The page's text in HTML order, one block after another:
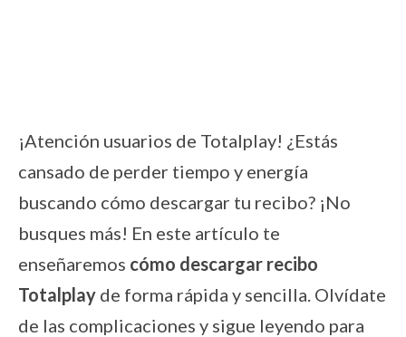
¡Atención usuarios de Totalplay! ¿Estás
cansado de perder tiempo y energía
buscando cómo descargar tu recibo? ¡No
busques más! En este artículo te
enseñaremos cómo descargar recibo
Totalplay de forma rápida y sencilla. Olvídate
de las complicaciones y sigue leyendo para